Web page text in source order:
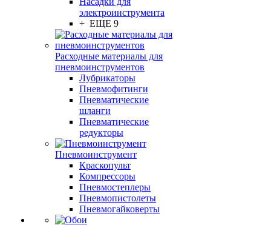
электроинструмента
+ ЕЩЕ 9
Расходные материалы для
пневмоинструментов
Лубрикаторы
Пневмофитинги
Пневматические
шланги
Пневматические
редукторы
Пневмоинструмент
Краскопульт
Компрессоры
Пневмостеплеры
Пневмопистолеты
Пневмогайковерты